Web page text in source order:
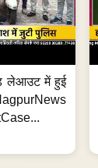
लेआउट में हुई